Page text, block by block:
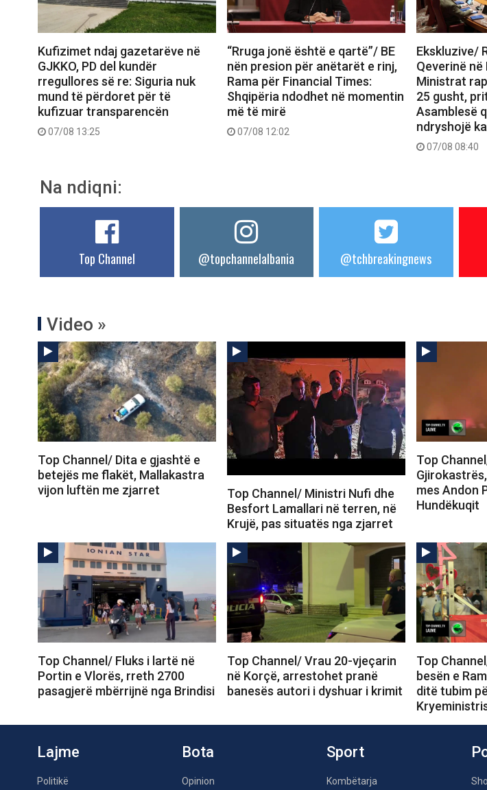
Kufizimet ndaj gazetarëve në
GJKKO, PD del kundër
rregullores së re: Siguria nuk
mund të përdoret për të
kufizuar transparencën
07/08 13:25
“Rruga jonë është e qartë”/ BE
nën presion për anëtarët e rinj,
Rama për Financial Times:
Shqipëria ndodhet në momentin
më të mirë
07/08 12:02
Ekskluzive/
Qeverinë në
Ministrat
25 gusht,
Asamblesë
ndryshojë
07/08 08:40
Na ndiqni:
Top Channel @topchannelalbania @tchbreakingnews
Video »
Top Channel/ Dita e gjashtë e
betejës me flakët, Mallakastra
vijon luftën me zjarret
Top Channel/ Ministri Nufi dhe
Besfort Lamallari në terren, në
Krujë, pas situatës nga zjarret
Top
mes Andon
Hundëkuqit
Top Channel/ Fluks i lartë në
Portin e Vlorës, rreth 2700
pasagjerë mbërrijnë nga Brindisi
Top Channel/ Vrau 20-vjeçarin
në Korçë, arrestohet pranë
banesës autori i dyshuar i krimit
Top
besën e
ditë tubim
Lajme
Politikë
Bota
Opinion
Sport
Kombëtarja